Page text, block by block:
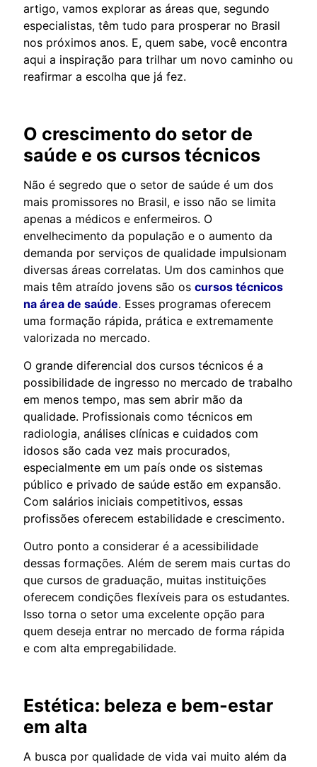
artigo, vamos explorar as áreas que, segundo
especialistas, têm tudo para prosperar no Brasil
nos próximos anos. E, quem sabe, você encontra
aqui a inspiração para trilhar um novo caminho ou
reafirmar a escolha que já fez.
O crescimento do setor de
saúde e os cursos técnicos
Não é segredo que o setor de saúde é um dos
mais promissores no Brasil, e isso não se limita
apenas a médicos e enfermeiros. O
envelhecimento da população e o aumento da
demanda por serviços de qualidade impulsionam
diversas áreas correlatas. Um dos caminhos que
mais têm atraído jovens são os cursos técnicos
na área de saúde. Esses programas oferecem
uma formação rápida, prática e extremamente
valorizada no mercado.
O grande diferencial dos cursos técnicos é a
possibilidade de ingresso no mercado de trabalho
em menos tempo, mas sem abrir mão da
qualidade. Profissionais como técnicos em
radiologia, análises clínicas e cuidados com
idosos são cada vez mais procurados,
especialmente em um país onde os sistemas
público e privado de saúde estão em expansão.
Com salários iniciais competitivos, essas
profissões oferecem estabilidade e crescimento.
Outro ponto a considerar é a acessibilidade
dessas formações. Além de serem mais curtas do
que cursos de graduação, muitas instituições
oferecem condições flexíveis para os estudantes.
Isso torna o setor uma excelente opção para
quem deseja entrar no mercado de forma rápida
e com alta empregabilidade.
Estética: beleza e bem-estar
em alta
A busca por qualidade de vida vai muito além da